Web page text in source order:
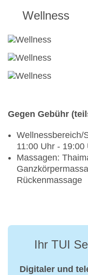
Wellness
Gegen Gebühr
Wellnessbereich/
11:00 Uhr - 19:00
Massagen:
Rückenmassage
Ihr TUI
Digitaler und